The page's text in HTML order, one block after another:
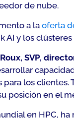
de nube.
a la oferta
AI y los
SVP,
para los
posición en el
en HPC,